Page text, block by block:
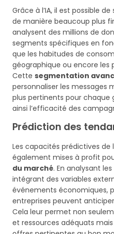
Grâce à l’IA, il est possible
de manière beaucoup plus
analysent des millions de
segments spécifiques en
que les habitudes de
géographique ou encore les
Cette segmentation
personnaliser les messages
plus pertinents pour
ainsi l’efficacité des
Prédiction des
Les capacités prédictives de
également mises à profit
du marché. En analysant
intégrant des variables
événements économiques,
entreprises peuvent
Cela leur permet non
et ressources adéquats